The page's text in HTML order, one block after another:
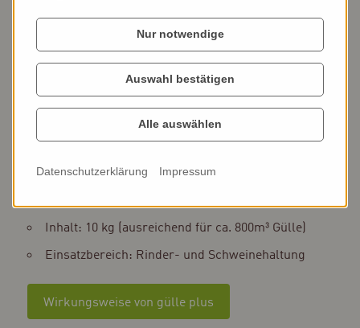
Hinweis bei Güllekanal-Stau:
Bei bestehenden Ablagerungen wird über mehrere
Tage eine erhöhte Menge über die Spalten in den
Güllekanal eingebracht.
Das Produkt istim ökologischen Landbau
Inhalt: 10 kg (ausreichend für ca. 800m³ Gülle)
Einsatzbereich: Rinder- und Schweinehaltung
Wirkungsweise von gülle plus
Nur notwendige
Auswahl bestätigen
Alle auswählen
Datenschutzerklärung Impressum